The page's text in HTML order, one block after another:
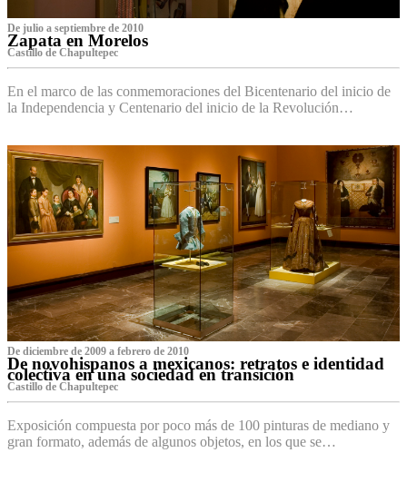
De julio a septiembre de 2010
Zapata en Morelos
Castillo de Chapultepec
En el marco de las conmemoraciones del Bicentenario del inicio de
la Independencia y Centenario del inicio de la Revolución…
De diciembre de 2009 a febrero de 2010
De novohispanos a mexicanos: retratos e identidad
colectiva en una sociedad en transición
Castillo de Chapultepec
Exposición compuesta por poco más de 100 pinturas de mediano y
gran formato, además de algunos objetos, en los que se…